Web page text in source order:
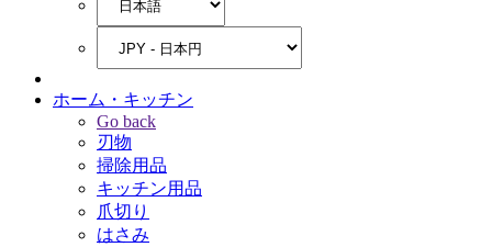
ホーム・キッチン
Go back
刃物
掃除用品
キッチン用品
爪切り
はさみ